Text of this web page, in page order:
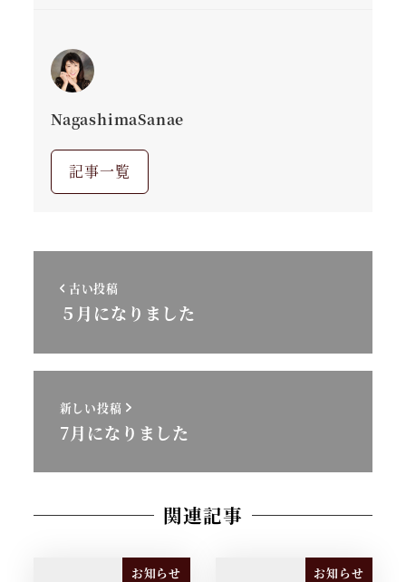
NagashimaSanae
記事一覧
古い投稿
５月になりました
新しい投稿
7月になりました
関連記事
お知らせ お知らせ